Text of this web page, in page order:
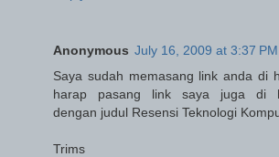
Anonymous July 16, 2009 at 3:37 PM
Saya sudah memasang link anda di
harap pasang link saya juga di
dengan judul Resensi Teknologi
Trims